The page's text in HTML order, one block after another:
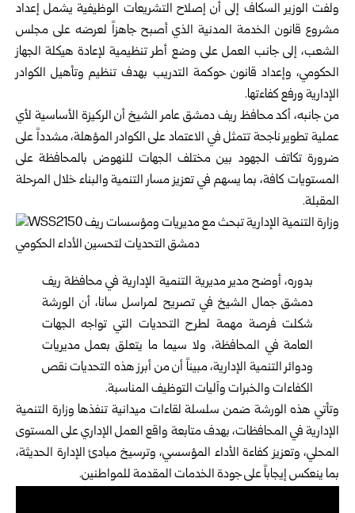
ولفت الوزير السكاف إلى أن إصلاح التشريعات الوظيفية يشمل إعداد
مشروع قانون الخدمة المدنية الذي أصبح جاهزاً لعرضه على مجلس
الشعب، إلى جانب العمل على وضع أطر تنظيمية لإعادة هيكلة الجهاز
الحكومي، وإعداد قانون حوكمة التدريب بهدف تنظيم وتأهيل الكوادر
الإدارية ورفع كفاءتها.
من جانبه، أكد محافظ ريف دمشق عامر الشيخ أن الركيزة الأساسية لأي
عملية تطوير ناجحة تتمثل في الاعتماد على الكوادر المؤهلة، مشدداً على
ضرورة تكاتف الجهود بين مختلف الجهات للنهوض بالمحافظة على
المستويات كافة، بما يسهم في تعزيز مسار التنمية والبناء خلال المرحلة
المقبلة.
بدوره، أوضح مدير مديرية التنمية الإدارية في محافظة ريف
دمشق جمال الشيخ في تصريح لمراسل سانا، أن الورشة
شكلت فرصة مهمة لطرح التحديات التي تواجه الجهات
العامة في المحافظة، ولا سيما ما يتعلق بعمل مديريات
ودوائر التنمية الإدارية، مبيناً أن من أبرز هذه التحديات نقص
الكفاءات والخبرات وآليات التوظيف المناسبة.
وتأتي هذه الورشة ضمن سلسلة لقاءات ميدانية تنفذها وزارة التنمية
الإدارية في المحافظات، بهدف متابعة واقع العمل الإداري على المستوى
المحلي، وتعزيز كفاءة الأداء المؤسسي، وترسيخ مبادئ الإدارة الحديثة،
بما ينعكس إيجاباً على جودة الخدمات المقدمة للمواطنين.